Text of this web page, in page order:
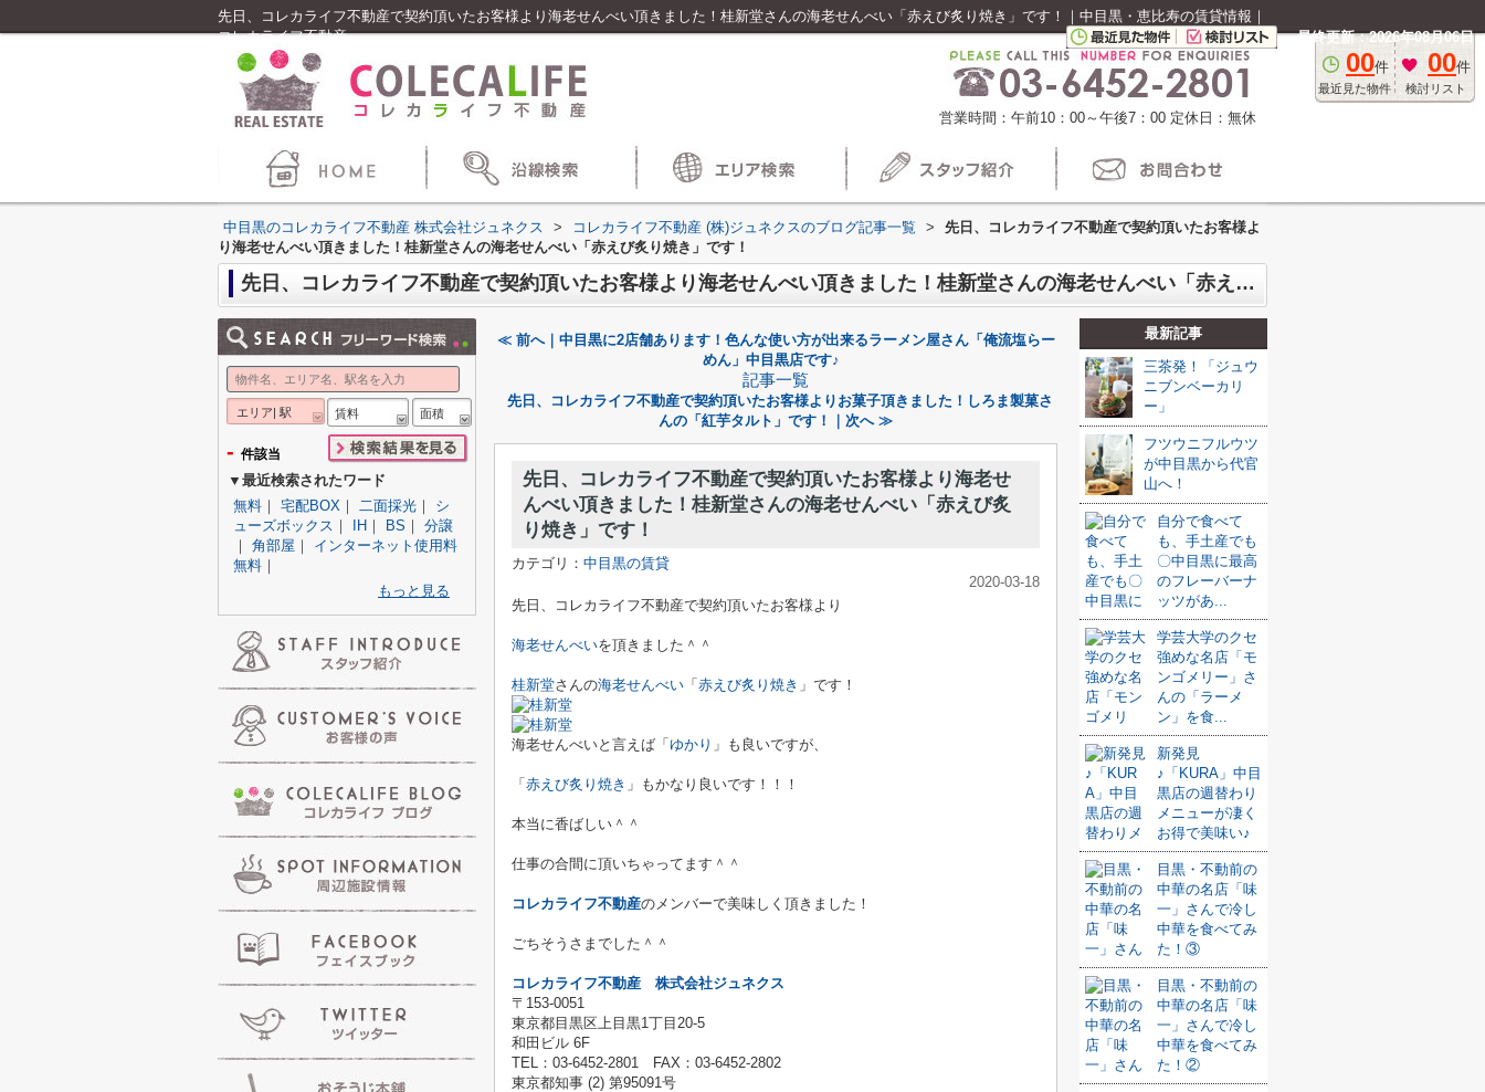
先日、コレカライフ不動産で契約頂いたお客様より海老せんべい頂きました！桂新堂さんの海老せんべい「赤えび炙り焼き」です！｜中目黒・恵比寿の賃貸情報｜
コレカライフ不動産
最終更新：2026年08月06日
00件
最近見た物件
00件
検討リスト
営業時間：午前10：00～午後7：00 定休日：無休
中目黒のコレカライフ不動産 株式会社ジュネクス > コレカライフ不動産 (株)ジュネクスのブログ記事一覧 >
先日、コレカライフ不動産で契約頂いたお客様よ
り海老せんべい頂きました！桂新堂さんの海老せんべい「赤えび炙り焼き」です！
先日、コレカライフ不動産で契約頂いたお客様より海老せんべい頂きました！桂新堂さんの海老せんべい「赤えび炙り焼き」です！
≪ 前へ｜中目黒に2店舗あります！色んな使い方が出来るラーメン屋さん「俺流塩らー
めん」中目黒店です♪
記事一覧
先日、コレカライフ不動産で契約頂いたお客様よりお菓子頂きました！しろま製菓さ
んの「紅芋タルト」です！｜次へ ≫
先日、コレカライフ不動産で契約頂いたお客様より海老せ
んべい頂きました！桂新堂さんの海老せんべい「赤えび炙
り焼き」です！
カテゴリ： 中目黒の賃貸
2020-03-18
先日、コレカライフ不動産で契約頂いたお客様より
海老せんべいを頂きました＾＾
桂新堂さんの海老せんべい 「 赤えび炙り焼き 」です！
海老せんべいと言えば「 ゆかり 」も良いですが、
「 赤えび炙り焼き 」もかなり良いです！！！
本当に香ばしい＾＾
仕事の合間に頂いちゃってます＾＾
コレカライフ不動産のメンバーで美味しく頂きました！
ごちそうさまでした＾＾
コレカライフ不動産
株式会社ジュネクス
〒153-0051
東京都目黒区上目黒1丁目20-5
和田ビル 6F
TEL：03-6452-2801 FAX：03-6452-2802
東京都知事 (2) 第95091号
最新記事
三茶発！「ジュウ
ニブンベーカリ
ー」
フツウニフルウツ
が中目黒から代官
山へ！
自分で食べて
も、手土産でも
〇中目黒に最高
のフレーバーナ
ッツがあ...
学芸大学のクセ
強めな名店「モ
ンゴメリー」さ
んの「ラーメ
ン」を食...
新発見
♪「KURA」中目
黒店の週替わり
メニューが凄く
お得で美味い♪
目黒・不動前の
中華の名店「味
一」さんで冷し
中華を食べてみ
た！③
目黒・不動前の
中華の名店「味
一」さんで冷し
中華を食べてみ
た！②
エリア| 駅 賃料 面積
- 件該当
▼最近検索されたワード
無料 ｜ 宅配BOX ｜ 二面採光 ｜ シ
ューズボックス ｜ IH ｜ BS ｜ 分譲
｜ 角部屋 ｜ インターネット使用料
無料 ｜
もっと見る